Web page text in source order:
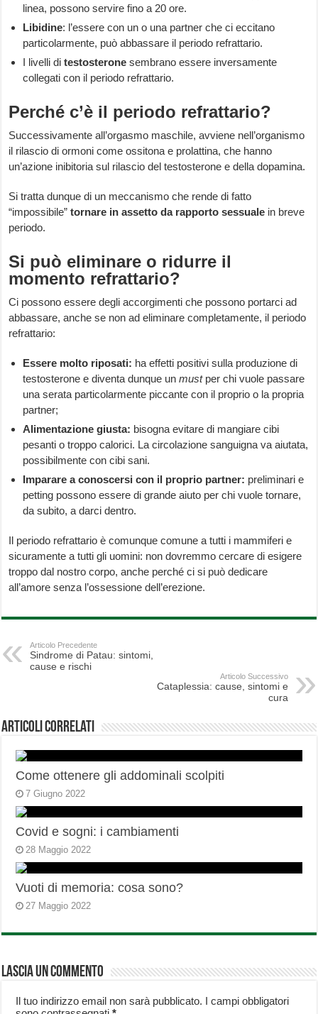
linea, possono servire fino a 20 ore.
Libidine: l’essere con un o una partner che ci eccitano
particolarmente, può abbassare il periodo refrattario.
I livelli ditestosterone sembrano essere inversamente
collegati con il periodo refrattario.
Perché c’è il periodo refrattario?
Successivamente all’orgasmo maschile, avviene nell’organismo
il rilascio di ormoni come ossitona e prolattina, che hanno
un’azione inibitoria sul rilascio del testosterone e della dopamina.
Si tratta dunque di un meccanismo che rende di fatto
“impossibile”tornare in assetto da rapporto sessuale in breve
periodo.
Si può eliminare o ridurre il
momento refrattario?
Ci possono essere degli accorgimenti che possono portarci ad
abbassare, anche se non ad eliminare completamente, il periodo
refrattario:
Essere molto riposati: ha effetti positivi sulla produzione di
testosterone e diventa dunque unmustper chi vuole passare
una serata particolarmente piccante con il proprio o la propria
partner;
Alimentazione giusta: bisogna evitare di mangiare cibi
pesanti o troppo calorici. La circolazione sanguigna va aiutata,
possibilmente con cibi sani.
Imparare a conoscersi con il proprio partner: preliminari e
petting possono essere di grande aiuto per chi vuole tornare,
da subito, a darci dentro.
Il periodo refrattario è comunque comune a tutti i mammiferi e
sicuramente a tutti gli uomini: non dovremmo cercare di esigere
troppo dal nostro corpo, anche perché ci si può dedicare
all’amore senza l’ossessione dell’erezione.
Articolo Precedente
Sindrome di Patau: sintomi,
cause e rischi
Articolo Successivo
Cataplessia: cause, sintomi e
cura
Articoli correlati
Come ottenere gli addominali scolpiti
7 Giugno 2022
Covid e sogni: i cambiamenti
28 Maggio 2022
Vuoti di memoria: cosa sono?
27 Maggio 2022
Lascia un commento
Il tuo indirizzo email non sarà pubblicato. I campi obbligatori